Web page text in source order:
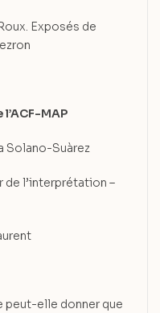
Exposés de
MAP
Solano-Suàrez
de l’interprétation –
peut-elle donner que